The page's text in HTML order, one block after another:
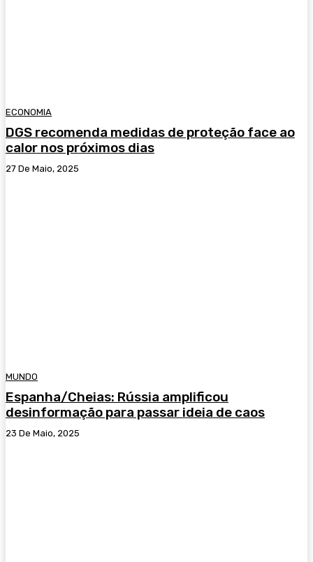
ECONOMIA
DGS recomenda medidas de proteção face ao
calor nos próximos dias
27 De Maio, 2025
MUNDO
Espanha/Cheias: Rússia amplificou
desinformação para passar ideia de caos
23 De Maio, 2025